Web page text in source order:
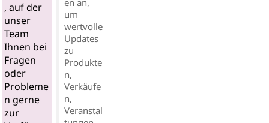
, auf der
unser
Team
Ihnen bei
Fragen
oder
Probleme
n gerne
zur
en an,
um
wertvolle
Updates
zu
Produkte
n,
Verkäufe
n,
Veranstal